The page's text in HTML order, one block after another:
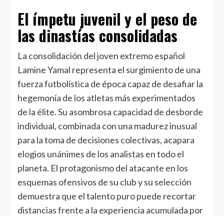
El ímpetu juvenil y el peso de
las dinastías consolidadas
La consolidación del joven extremo español
Lamine Yamal representa el surgimiento de una
fuerza futbolística de época capaz de desafiar la
hegemonía de los atletas más experimentados
de la élite. Su asombrosa capacidad de desborde
individual, combinada con una madurez inusual
para la toma de decisiones colectivas, acapara
elogios unánimes de los analistas en todo el
planeta. El protagonismo del atacante en los
esquemas ofensivos de su club y su selección
demuestra que el talento puro puede recortar
distancias frente a la experiencia acumulada por